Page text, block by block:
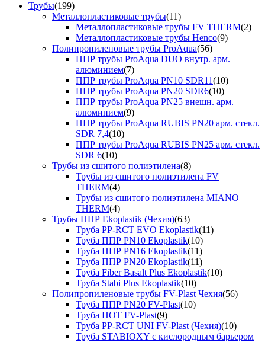
Трубы(199)
Металлопластиковые трубы(11)
Металлопластиковые трубы FV THERM(2)
Металлопластиковые трубы Henco(9)
Полипропиленовые трубы ProAqua(56)
ППР трубы ProAqua DUO внутр. арм.
алюминием(7)
ППР трубы ProAqua PN10 SDR11(10)
ППР трубы ProAqua PN20 SDR6(10)
ППР трубы ProAqua PN25 внешн. арм.
алюминием(9)
ППР трубы ProAqua RUBIS PN20 арм. стекл.
SDR 7,4(10)
ППР трубы ProAqua RUBIS PN25 арм. стекл.
SDR 6(10)
Трубы из сшитого полиэтилена(8)
Трубы из сшитого полиэтилена FV
THERM(4)
Трубы из сшитого полиэтилена MIANO
THERM(4)
Трубы ППР Ekoplastik (Чехия)(63)
Труба PP-RCT EVO Ekoplastik(11)
Труба ППР PN10 Ekoplastik(10)
Труба ППР PN16 Ekoplastik(11)
Труба ППР PN20 Ekoplastik(11)
Труба Fiber Basalt Plus Ekoplastik(10)
Труба Stabi Plus Ekoplastik(10)
Полипропиленовые трубы FV-Plast Чехия(56)
Труба ППР PN20 FV-Plast(10)
Труба HOT FV-Plast(9)
Труба PP-RCT UNI FV-Plast (Чехия)(10)
Труба STABIOXY с кислородным барьером